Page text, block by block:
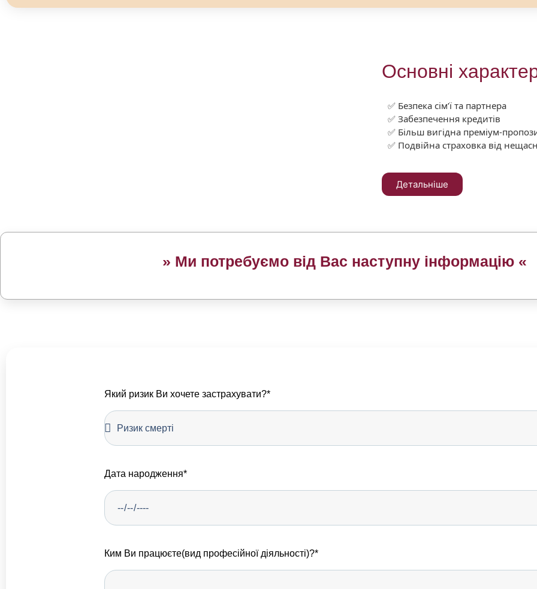
Основні
✅ Безпека сім’ї та партнера
✅ Забезпечення кредитів
✅ Більш вигідна преміум-
✅ Подвійна страховка від
Детальніше
» Ми потребуємо від Вас наступну інформацію «
Який ризик Ви хочете застрахувати?*
Дата народження*
Ким Ви працюєте(вид професійної діяльності)?*